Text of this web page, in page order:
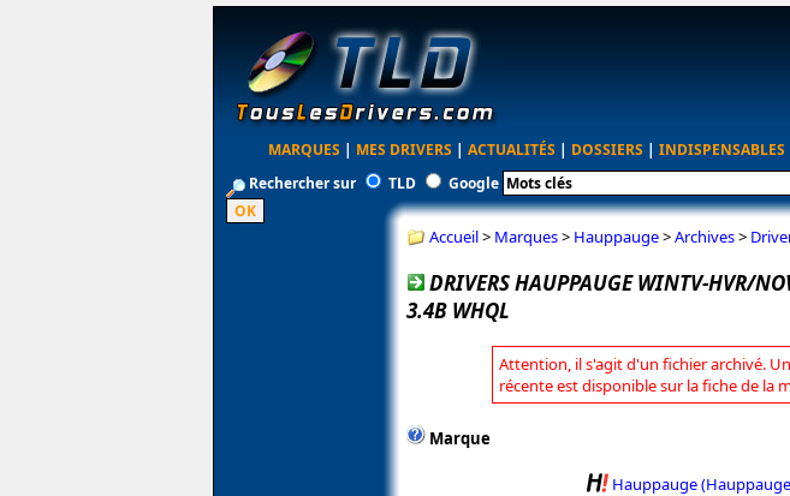
MARQUES | MES DRIVERS | ACTUALITÉS | DOSSIERS | INDISPENSABLES
Rechercher sur
TLD Google
Accueil> Marques> Hauppauge>Archives>
DRIVERS HAUPPAUGE WINTV-HVR/
3.4B WHQL
Attention, il s'agit d'un fichier archivé.
récente est disponible sur la fiche de la
Marque
Hauppauge